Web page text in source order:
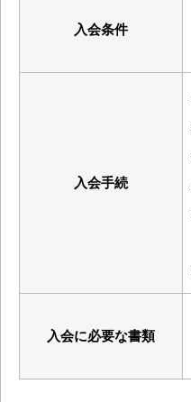
入会条件
入会手続
入会に必要な書類